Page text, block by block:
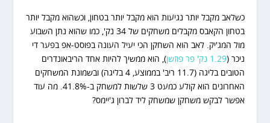
כשלאב מקבל יותר נגיעות הוא מקבל יותר בטחון, וכשהוא מקבל יותר
בטחון הקאבס מקבלים משחקים של 34 נק', כמו שהוא נתן השבוע
מול המג'יק. לאב הוא השחקן הכי יעיל העונה בפוסט-אפ בפער די
ניכר (1.29 נק' פר פוזשן
), הוא ממשיך להיות אחד הריבאונדרים
הטובים בליגה (11.7 ריב' בממוצע, 4 בליגה) ובשמונת המשחקים
האחרונים הוא קולע כמעט 3 שלשות למשחק ב-41.8%. מה עוד
אפשר לבקש משחקן שמשחק ליד לברון ג'יימס?